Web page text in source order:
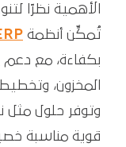
الأهمية نظرًا
تُمكِّن أنظمة
بكفاءة، مع دعم
المخزون،
قوية مناسبة